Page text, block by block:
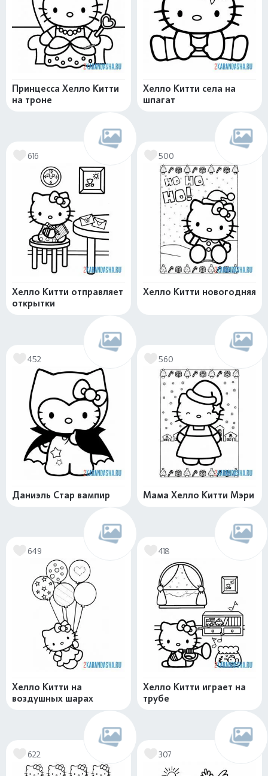
Принцесса Хелло Китти
на троне
Хелло Китти села на
шпагат
616
Хелло Китти отправляет
открытки
500
Хелло Китти новогодняя
452
Даниэль Стар вампир
560
Мама Хелло Китти Мэри
649
Хелло Китти на
воздушных шарах
418
Хелло Китти играет на
трубе
622 307